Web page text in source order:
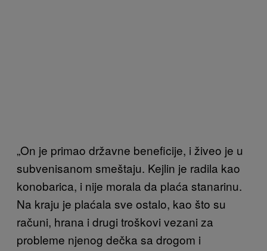
„On je primao državne beneficije, i živeo je u
subvenisanom smeštaju. Kejlin je radila kao
konobarica, i nije morala da plaća stanarinu.
Na kraju je plaćala sve ostalo, kao što su
računi, hrana i drugi troškovi vezani za
probleme njenog dečka sa drogom i